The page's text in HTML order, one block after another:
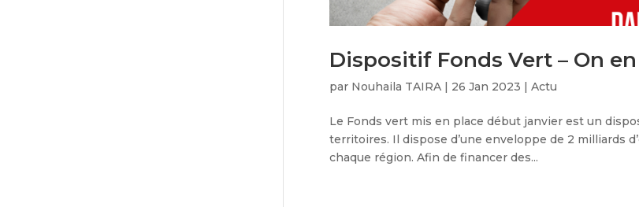
Dispositif Fonds Vert – On
par Nouhaila TAIRA| 26 Jan 2023 | Actu
Le Fonds vert mis en place début janvier est un
territoires. Il dispose d’une enveloppe de 2 milliards
chaque région. Afin de financer des...